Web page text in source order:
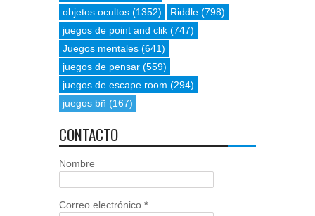
objetos ocultos (1352) Riddle (798)
juegos de point and clik (747)
Juegos mentales (641)
juegos de pensar (559)
juegos de escape room (294)
juegos bñ (167)
CONTACTO
Nombre
Correo electrónico *